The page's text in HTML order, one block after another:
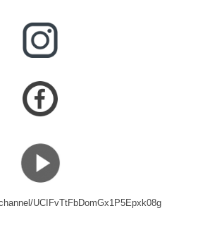
UCIFvTtFbDomGx1P5Epxk08g